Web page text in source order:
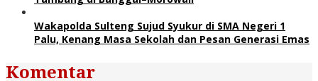
Wakapolda Sulteng Sujud Syukur di SMA Negeri 1
Palu, Kenang Masa Sekolah dan Pesan Generasi Emas
Komentar